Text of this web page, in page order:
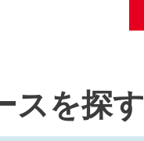
スを探す